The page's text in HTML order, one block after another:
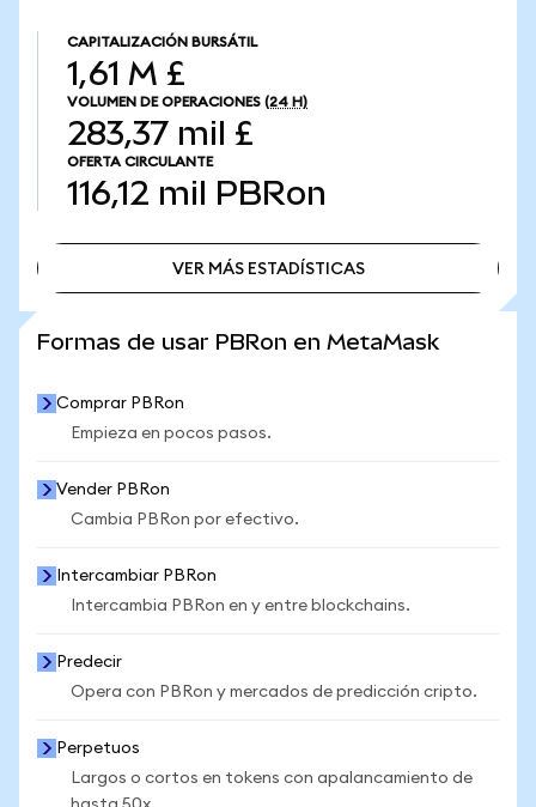
CAPITALIZACIÓN BURSÁTIL
1,61 M £
VOLUMEN DE OPERACIONES (24 H)
283,37 mil £
OFERTA CIRCULANTE
116,12 mil PBRon
VER MÁS ESTADÍSTICAS
Formas de usar PBRon en MetaMask
Comprar PBRon
Empieza en pocos pasos.
Vender PBRon
Cambia PBRon por efectivo.
Intercambiar PBRon
Intercambia PBRon en y entre blockchains.
Predecir
Opera con PBRon y mercados de predicción cripto.
Perpetuos
Largos o cortos en tokens con apalancamiento de